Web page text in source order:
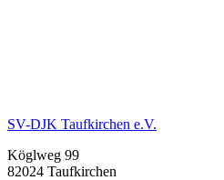
SV-DJK Taufkirchen e.V.
Köglweg 99
82024 Taufkirchen